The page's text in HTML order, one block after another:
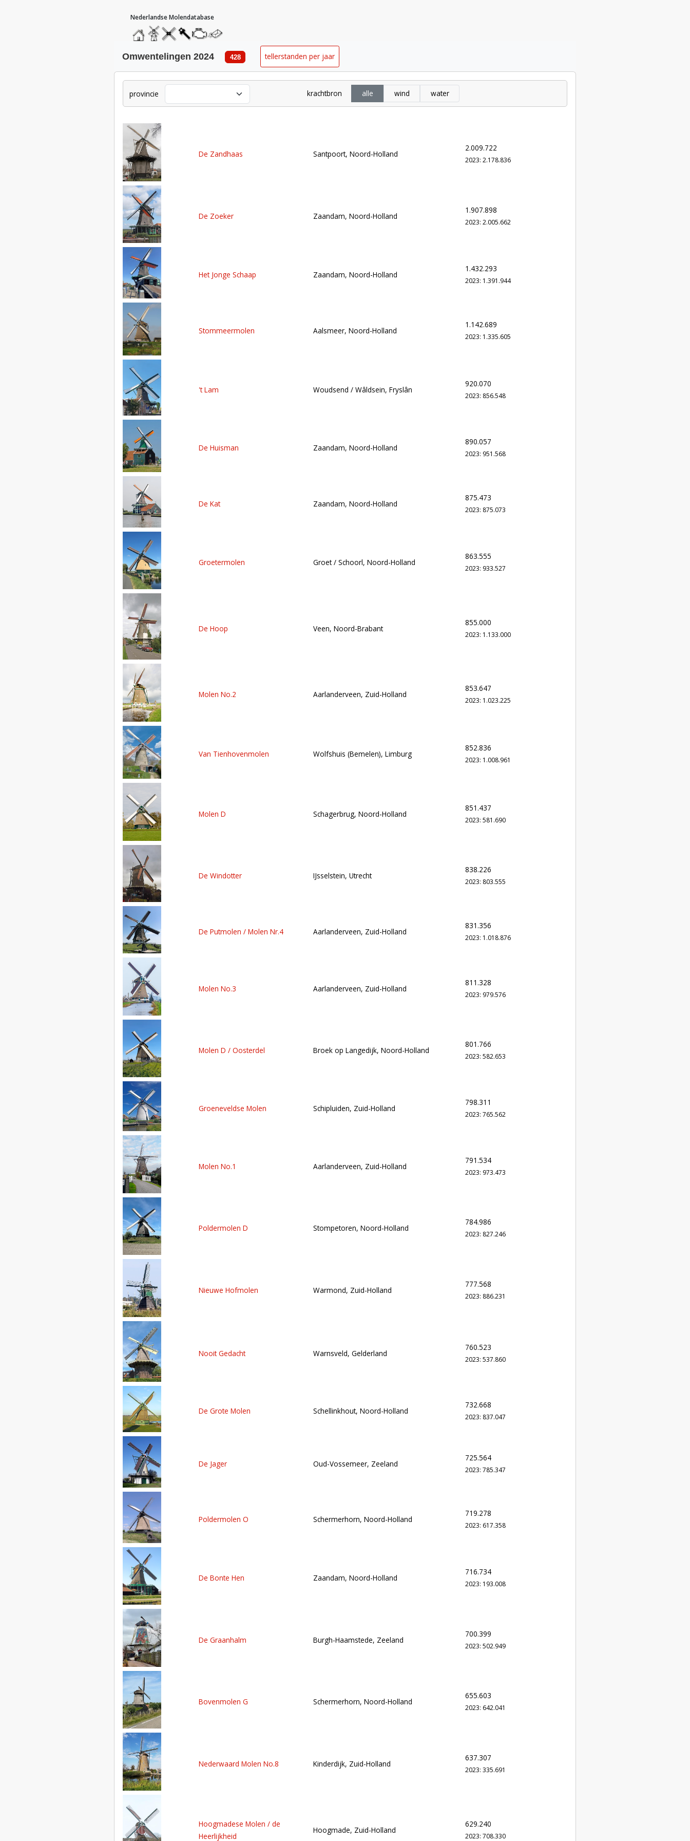
hoofdmenu
homemolendatabase
roedendatabase
assendatabase
motorendatabase
stuur
een
bericht
omwentelingen 2024 428 tellerstanden per jaar
provincie krachtbron krachtbron
alle wind water
De Zandhaas Santpoort, Noord-Holland
2.009.722
2023: 2.178.836
De Zoeker Zaandam, Noord-Holland
1.907.898
2023: 2.005.662
Het Jonge Schaap Zaandam, Noord-Holland
1.432.293
2023: 1.391.944
Stommeermolen Aalsmeer, Noord-Holland
1.142.689
2023: 1.335.605
't Lam Woudsend / Wâldsein, Fryslân
920.070
2023: 856.548
De Huisman Zaandam, Noord-Holland
890.057
2023: 951.568
De Kat Zaandam, Noord-Holland
875.473
2023: 875.073
Groetermolen Groet / Schoorl, Noord-Holland
863.555
2023: 933.527
De Hoop Veen, Noord-Brabant
855.000
2023: 1.133.000
Molen No.2 Aarlanderveen, Zuid-Holland
853.647
2023: 1.023.225
Van Tienhovenmolen Wolfshuis (Bemelen), Limburg
852.836
2023: 1.008.961
Molen D Schagerbrug, Noord-Holland
851.437
2023: 581.690
De Windotter IJsselstein, Utrecht
838.226
2023: 803.555
De Putmolen / Molen Nr.4 Aarlanderveen, Zuid-Holland
831.356
2023: 1.018.876
Molen No.3 Aarlanderveen, Zuid-Holland
811.328
2023: 979.576
Molen D / Oosterdel Broek op Langedijk, Noord-Holland
801.766
2023: 582.653
Groeneveldse Molen Schipluiden, Zuid-Holland
798.311
2023: 765.562
Molen No.1 Aarlanderveen, Zuid-Holland
791.534
2023: 973.473
Poldermolen D Stompetoren, Noord-Holland
784.986
2023: 827.246
Nieuwe Hofmolen Warmond, Zuid-Holland
777.568
2023: 886.231
Nooit Gedacht Warnsveld, Gelderland
760.523
2023: 537.860
De Grote Molen Schellinkhout, Noord-Holland
732.668
2023: 837.047
De Jager Oud-Vossemeer, Zeeland
725.564
2023: 785.347
Poldermolen O Schermerhorn, Noord-Holland
719.278
2023: 617.358
De Bonte Hen Zaandam, Noord-Holland
716.734
2023: 193.008
De Graanhalm Burgh-Haamstede, Zeeland
700.399
2023: 502.949
Bovenmolen G Schermerhorn, Noord-Holland
655.603
2023: 642.041
Nederwaard Molen No.8 Kinderdijk, Zuid-Holland
637.307
2023: 335.691
Hoogmadese Molen / de
Heerlijkheid
Hoogmade, Zuid-Holland
629.240
2023: 708.330